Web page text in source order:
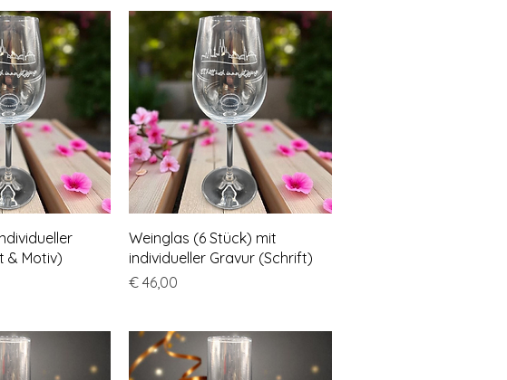
& Motiv)
Schnellansicht
Weinglas (6 Stück) mit
individueller Gravur (Schrift)
Preis
€ 46,00